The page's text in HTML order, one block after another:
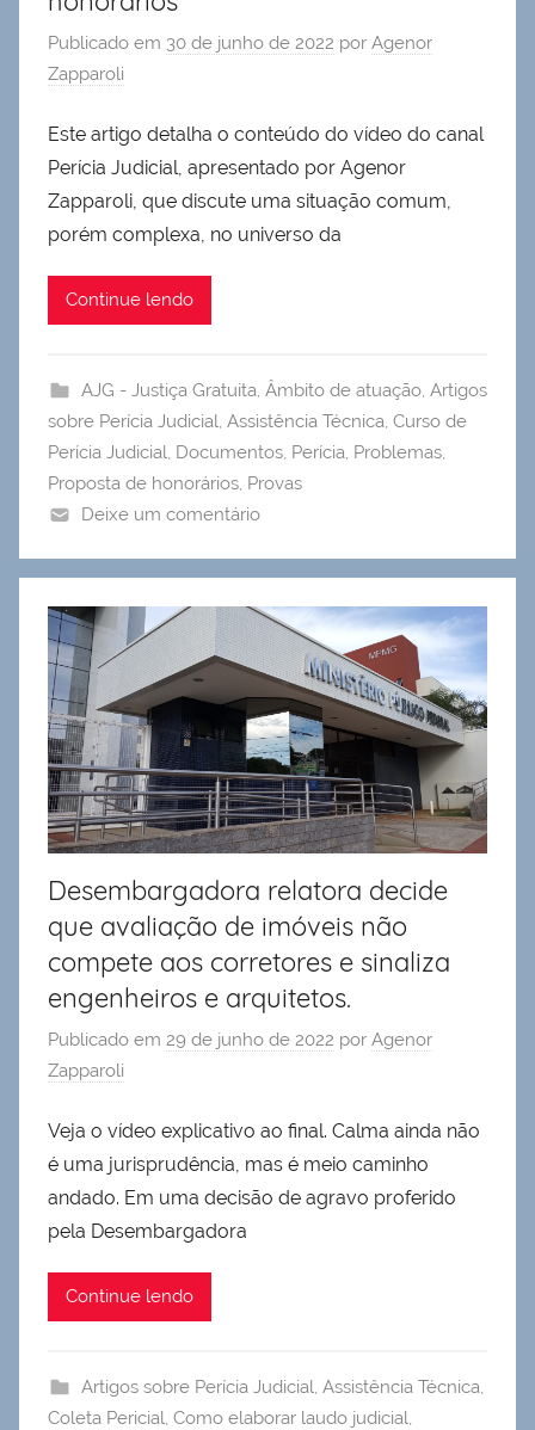
Publicado em 30 de junho de 2022 por Agenor
Zapparoli
Este artigo detalha o conteúdo do vídeo do canal
Perícia Judicial, apresentado por Agenor
Zapparoli, que discute uma situação comum,
porém complexa, no universo da
Continue lendo
AJG - Justiça Gratuita, Âmbito de atuação, Artigos
sobre Perícia Judicial, Assistência Técnica, Curso de
Perícia Judicial, Documentos, Perícia, Problemas,
Proposta de honorários, Provas
Deixe um comentário
Desembargadora relatora decide
que avaliação de imóveis não
compete aos corretores e sinaliza
engenheiros e arquitetos.
Publicado em 29 de junho de 2022 por Agenor
Zapparoli
Veja o vídeo explicativo ao final. Calma ainda não
é uma jurisprudência, mas é meio caminho
andado. Em uma decisão de agravo proferido
pela Desembargadora
Continue lendo
Artigos sobre Perícia Judicial, Assistência Técnica,
Coleta Pericial, Como elaborar laudo judicial,